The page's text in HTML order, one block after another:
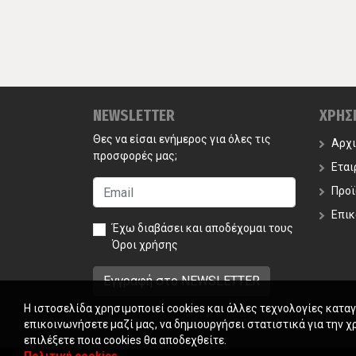
NEWSLETTER
Θες να είσαι ενήμερος για όλες τις
προσφορές μας;
Έχω διαβάσει και αποδέχομαι τους
Όροι χρήσης
Η ιστοσελίδα χρησιμοποιεί cookies και άλλες τεχνολογίες
επικοινωνήσετε μαζί μας, να δημιουργήσει στατιστικά για
επιλέξετε ποια cookies θα αποδεχθείτε.